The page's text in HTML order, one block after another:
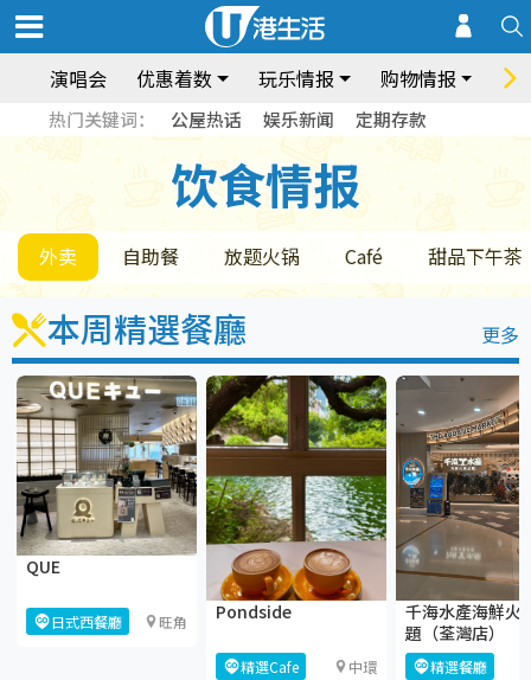
演唱会 优惠着数 玩乐情报 购物情报 饮
热门关键词： 公屋热话 娱乐新闻 定期存款
饮食情报
饮食情报
外卖 自助餐 放题火锅 Café 甜品下午茶
本周精選餐廳 更多
QUE
日式西餐廳 旺角 Pondside
精選Cafe 中環
千海水產海鮮火
題（荃灣店）
精選餐廳